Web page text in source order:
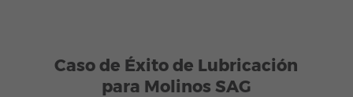
Caso de Éxito de Lubricación
para Molinos SAG